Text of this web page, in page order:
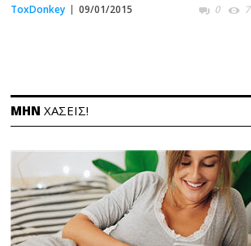
ToxDonkey 09/01/2015 0
ΜΗΝ ΧΑΣΕΙΣ!